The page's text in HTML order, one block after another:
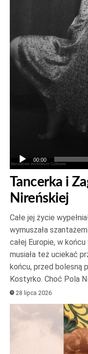
00:00
Tancerka i
Nireńskiej
Całe jej życie
wymuszała
całej Europie, w
musiała też uciekać
końcu, przed bolesną
Kostyrko. Choć Pola
28 lipca 2026
plików